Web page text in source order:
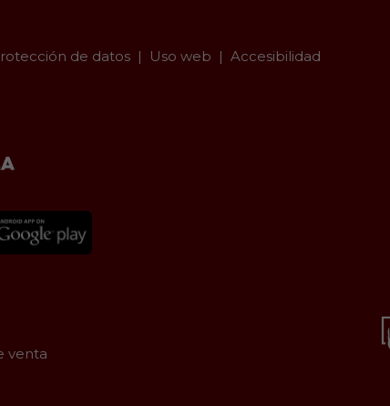
de datos Uso web Accesibilidad
venta